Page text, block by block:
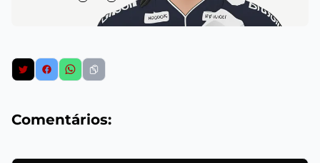
Comentários: